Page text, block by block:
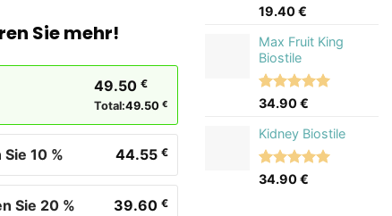
Sie mehr!
49.50 €
Total:49.50 €
10 % 44.55 €
Sie 20 % 39.60 €
Bewertet
von 5,
basierend
auf
5
Kundenbewertungen
19.40€
Max Fruit King
Biostile
Bewertet
von 5,
basierend
auf
4
Kundenbewertungen
34.90€
Kidney Biostile
Bewertet
2
34.90€